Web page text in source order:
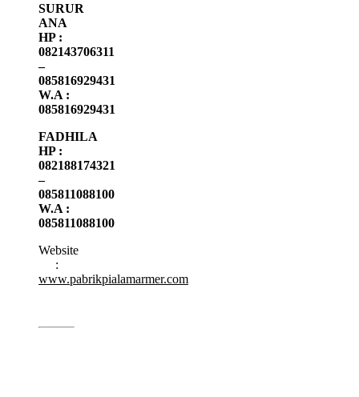
SURUR
ANA
HP :
082143706311
–
085816929431
W.A :
085816929431
FADHILA
HP :
082188174321
–
085811088100
W.A :
085811088100
Website
:
www.pabrikpialamarmer.com